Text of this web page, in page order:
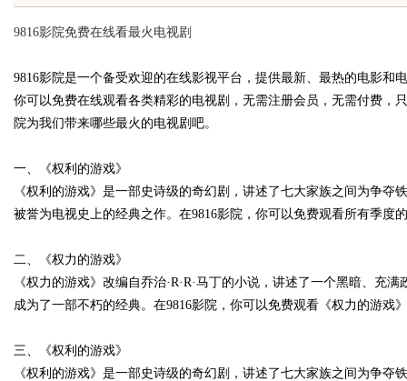
9816影院免费在线看最火电视剧
9816影院是一个备受欢迎的在线影视平台，提供最新、最热的电影和
你可以免费在线观看各类精彩的电视剧，无需注册会员，无需付费，
院为我们带来哪些最火的电视剧吧。
一、《权利的游戏》
《权利的游戏》是一部史诗级的奇幻剧，讲述了七大家族之间为争
被誉为电视史上的经典之作。在9816影院，你可以免费观看所有季度
二、《权力的游戏》
《权力的游戏》改编自乔治·R·R·马丁的小说，讲述了一个黑暗、充
成为了一部不朽的经典。在9816影院，你可以免费观看《权力的游戏
三、《权利的游戏》
《权利的游戏》是一部史诗级的奇幻剧，讲述了七大家族之间为争